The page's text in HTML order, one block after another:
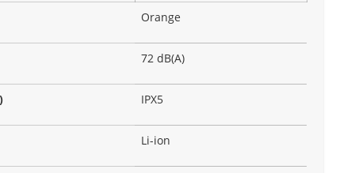
Orange
72 dB(A)
IPX5
Li-ion